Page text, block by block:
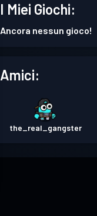
I Miei Giochi:
Ancora nessun gioco!
Amici:
the_real_gangster